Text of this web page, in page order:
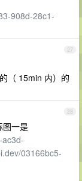
908d-28c1-
27
（ 15min 内）的
28
图一是
03166bc5-